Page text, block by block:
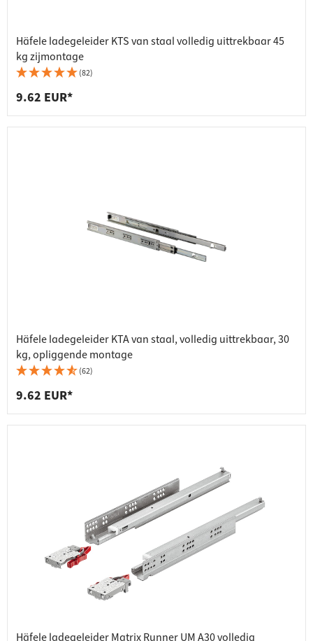
Häfele ladegeleider KTS van staal volledig uittrekbaar 45
kg zijmontage
(82)
9.62 EUR*
Häfele ladegeleider KTA van staal, volledig uittrekbaar, 30
kg, opliggende montage
(62)
9.62 EUR*
Häfele ladegeleider Matrix Runner UM A30 volledig